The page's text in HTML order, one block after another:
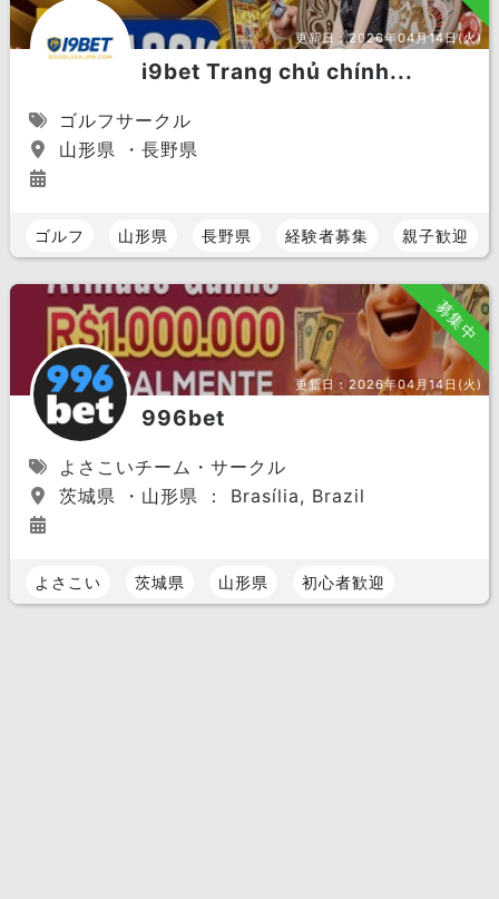
更新日：2026年04月14日(火)
i9bet Trang chủ chính...
ゴルフサークル
山形県 ・長野県
ゴルフ 山形県 長野県 経験者募集 親子歓迎
募集中
更新日：2026年04月14日(火)
996bet
よさこいチーム・サークル
茨城県 ・山形県 ： Brasília, Brazil
よさこい 茨城県 山形県 初心者歓迎